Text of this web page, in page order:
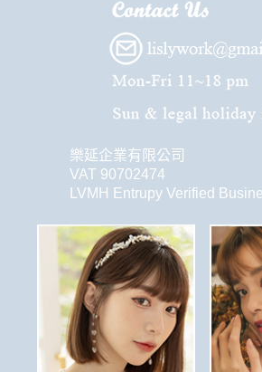
樂延企業有限公司
VAT 90702474
LVMH Entrupy Verified